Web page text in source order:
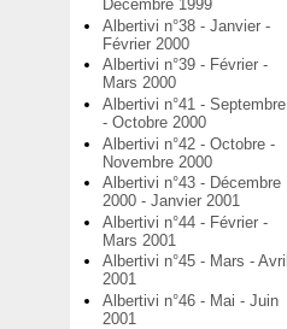
Décembre 1999
Albertivi n°38 - Janvier -
Février 2000
Albertivi n°39 - Février -
Mars 2000
Albertivi n°41 - Septembre
- Octobre 2000
Albertivi n°42 - Octobre -
Novembre 2000
Albertivi n°43 - Décembre
2000 - Janvier 2001
Albertivi n°44 - Février -
Mars 2001
Albertivi n°45 - Mars - Avril
2001
Albertivi n°46 - Mai - Juin
2001